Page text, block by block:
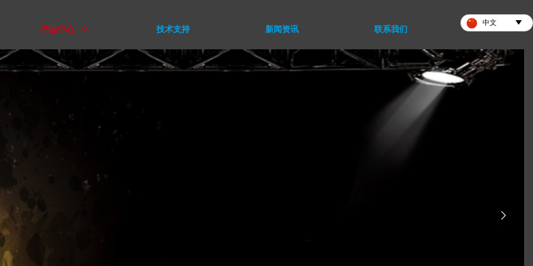
产品中心  技术支持 新闻资讯 联系我们
中文 
